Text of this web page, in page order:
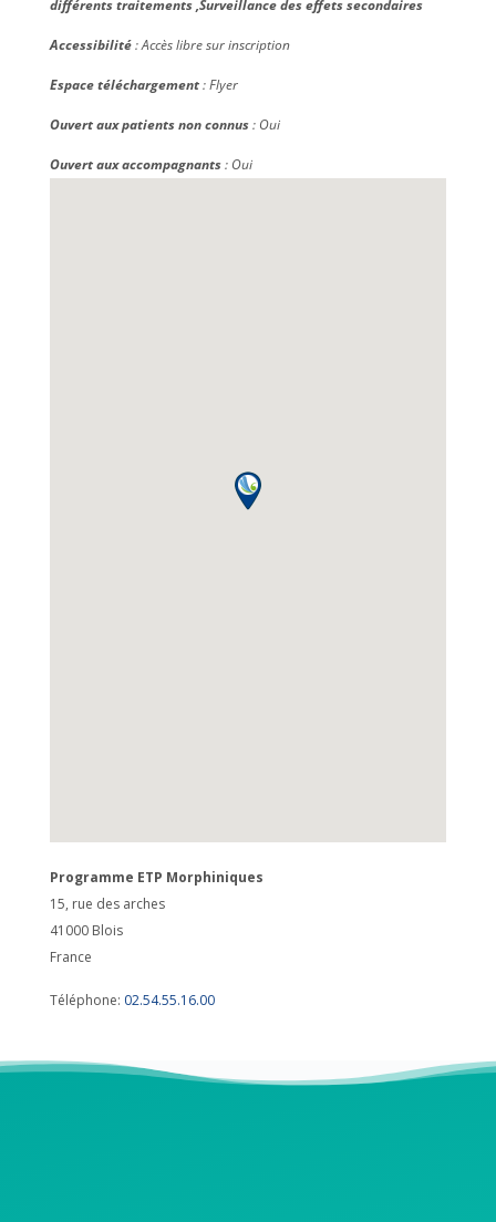
différents traitements ,Surveillance des effets secondaires
Accessibilité: Accès libre sur inscription
Espace téléchargement: Flyer
Ouvert aux patients non connus: Oui
Ouvert aux accompagnants: Oui
Programme ETP Morphiniques
15, rue des arches
41000 Blois
France
Téléphone: 02.54.55.16.00